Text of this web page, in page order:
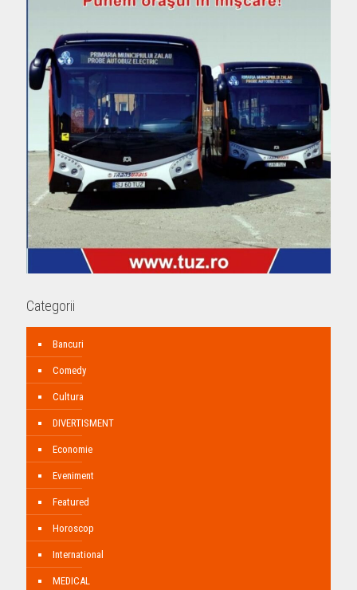
Categorii
Bancuri
Comedy
Cultura
DIVERTISMENT
Economie
Eveniment
Featured
Horoscop
International
MEDICAL